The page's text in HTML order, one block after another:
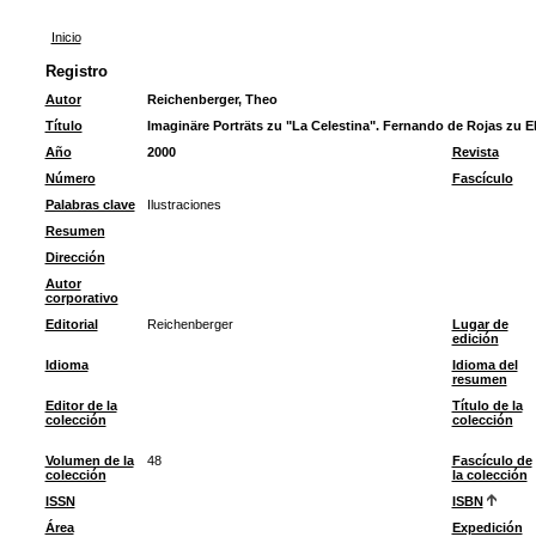
Inicio
Registro
Autor
Reichenberger, Theo
Título
Imaginäre Porträts zu "La Celestina". Fernando de Rojas zu
Año
2000
Revista
Número
Fascículo
Palabras clave
Ilustraciones
Resumen
Dirección
Autor
corporativo
Editorial
Reichenberger
Lugar de
edición
Idioma
Idioma del
resumen
Editor de la
colección
Título de la
colección
Volumen de la
colección
48
Fascículo de
la colección
ISSN
ISBN
Área
Expedición